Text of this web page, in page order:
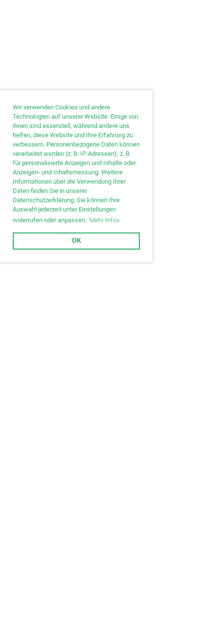
Wir verwenden Cookies und andere
Technologien auf unserer Website. Einige von
ihnen sind essenziell, während andere uns
helfen, diese Website und Ihre Erfahrung zu
verbessern. Personenbezogene Daten können
verarbeitet werden (z. B. IP-Adressen), z. B.
für personalisierte Anzeigen und Inhalte oder
Anzeigen- und Inhaltsmessung. Weitere
Informationen über die Verwendung Ihrer
Daten finden Sie in unserer
Datenschutzerklärung. Sie können Ihre
Auswahl jederzeit unter Einstellungen
widerrufen oder anpassen. Mehr Infos
OK